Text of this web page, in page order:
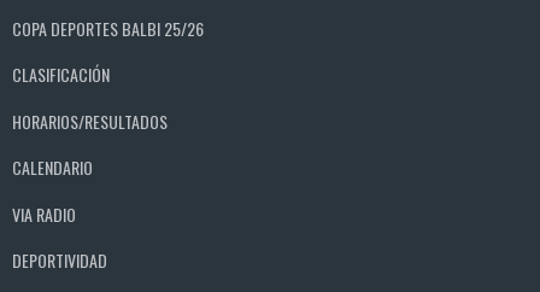
COPA DEPORTES BALBI 25/26
CLASIFICACIÓN
HORARIOS/RESULTADOS
CALENDARIO
VIA RADIO
DEPORTIVIDAD